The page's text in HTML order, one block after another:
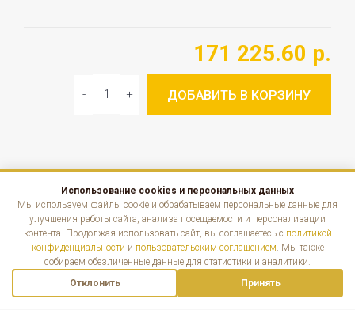
171 225.60 р.
ДОБАВИТЬ В КОРЗИНУ
КАТАЛОГ
ИНФОРМАЦИЯ
КОНТАКТЫ
Использование cookies и персональных данных
Мы используем файлы cookie и обрабатываем персональные данные для
улучшения работы сайта, анализа посещаемости и персонализации
контента. Продолжая использовать сайт, вы соглашаетесь с политикой
конфиденциальности и пользовательским соглашением. Мы также
собираем обезличенные данные для статистики и аналитики.
Отклонить
Принять